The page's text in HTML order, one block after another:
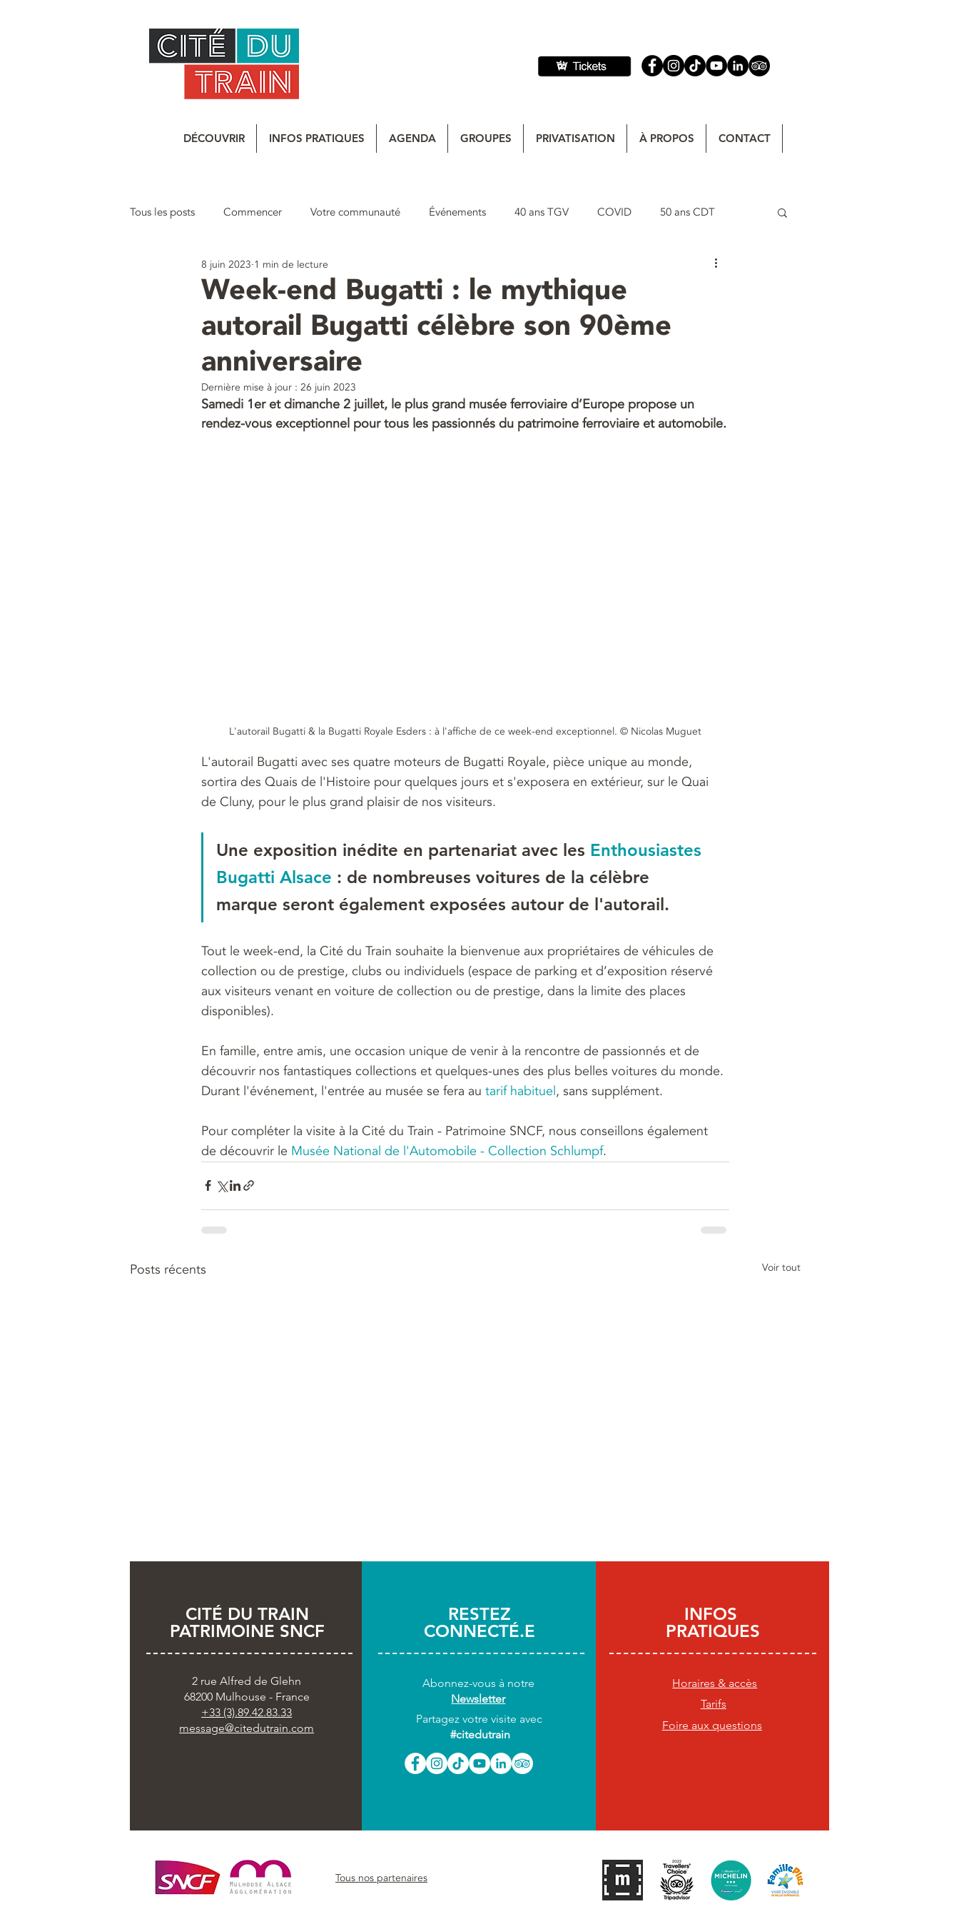
DÉCOUVRIR INFOS PRATIQUES AGENDA GROUPES PRIVATISATION À PROPOS CONTACT
Tous les posts Commencer Votre communauté Événements 40 ans TGV COVID 50 ans CDT
Communiqué
Week-end Bugatti : le mythique
autorail Bugatti célèbre son 90ème
anniversaire
8 juin 2023 1 min de lecture
Dernière mise à jour : 26 juin 2023
Samedi 1er et dimanche 2 juillet, le plus grand musée ferroviaire d’Europe propose un
rendez-vous exceptionnel pour tous les passionnés du patrimoine ferroviaire et automobile.
L'autorail Bugatti & la Bugatti Royale Esders : à l'affiche de ce week-end exceptionnel. © Nicolas Muguet
L'autorail Bugatti avec ses quatre moteurs de Bugatti Royale, pièce unique au monde,
sortira des Quais de l'Histoire pour quelques jours et s'exposera en extérieur, sur le Quai
de Cluny, pour le plus grand plaisir de nos visiteurs.
Une exposition inédite en partenariat avec les Enthousiastes
Bugatti Alsace : de nombreuses voitures de la célèbre
marque seront également exposées autour de l'autorail.
Tout le week-end, la Cité du Train souhaite la bienvenue aux propriétaires de véhicules de
collection ou de prestige, clubs ou individuels (espace de parking et d’exposition réservé
aux visiteurs venant en voiture de collection ou de prestige, dans la limite des places
disponibles).
En famille, entre amis, une occasion unique de venir à la rencontre de passionnés et de
découvrir nos fantastiques collections et quelques-unes des plus belles voitures du monde.
Durant l'événement, l'entrée au musée se fera au tarif habituel, sans supplément.
Pour compléter la visite à la Cité du Train - Patrimoine SNCF, nous conseillons également
de découvrir le Musée National de l'Automobile - Collection Schlumpf.
Posts récents Voir tout
du Train
Cité du Train !
CITÉ DU TRAIN
PATRIMOINE SNCF
2 rue Alfred de Glehn
68200 Mulhouse - France
+33 (3).89.42.83.33
message@citedutrain.com
RESTEZ
CONNECTÉ.E
Abonnez-vous à notre
Newsletter
Partagez votre visite avec
#citedutrain
INFOS
PRATIQUES
Horaires & accès
Tarifs
Foire aux questions
Tous nos partenaires